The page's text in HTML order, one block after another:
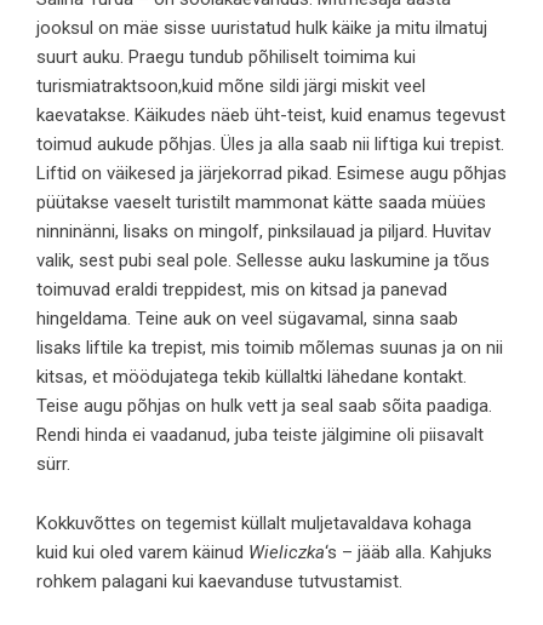
jooksul on mäe sisse uuristatud hulk käike ja mitu ilmatuj
suurt auku. Praegu tundub põhiliselt toimima kui
turismiatraktsoon,kuid mõne sildi järgi miskit veel
kaevatakse. Käikudes näeb üht-teist, kuid enamus tegevust
toimud aukude põhjas. Üles ja alla saab nii liftiga kui trepist.
Liftid on väikesed ja järjekorrad pikad. Esimese augu põhjas
püütakse vaeselt turistilt mammonat kätte saada müües
ninninänni, lisaks on mingolf, pinksilauad ja piljard. Huvitav
valik, sest pubi seal pole. Sellesse auku laskumine ja tõus
toimuvad eraldi treppidest, mis on kitsad ja panevad
hingeldama. Teine auk on veel sügavamal, sinna saab
lisaks liftile ka trepist, mis toimib mõlemas suunas ja on nii
kitsas, et möödujatega tekib küllaltki lähedane kontakt.
Teise augu põhjas on hulk vett ja seal saab sõita paadiga.
Rendi hinda ei vaadanud, juba teiste jälgimine oli piisavalt
sürr.
Kokkuvõttes on tegemist küllalt muljetavaldava kohaga
kuid kui oled varem käinud Wieliczka‘s – jääb alla. Kahjuks
rohkem palagani kui kaevanduse tutvustamist.